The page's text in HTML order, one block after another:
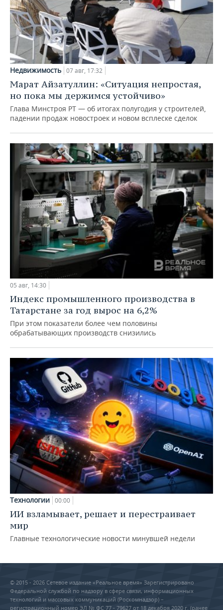
Недвижимость 07 авг, 17:32
Марат Айзатуллин: «Ситуация непростая,
но пока мы держимся устойчиво»
Глава Минстроя РТ — об итогах полугодия у строителей,
падении продаж новостроек и новом всплеске сделок
05 авг, 14:30
Индекс промышленного производства в
Татарстане за год вырос на 6,2%
При этом показатели более чем половины
обрабатывающих производств снизились
Технологии 00:00
ИИ взламывает, решает и перестраивает
мир
Главные технологические новости минувшей недели
© 2015 - 2026 Сетевое издание «Реальное время» Зарегистрировано
Федеральной службой по надзору в сфере связи, информационных
технологий и массовых коммуникаций (Роскомнадзор) –
регистрационный номер ЭЛ № ФС 77 - 79627 от 18 декабря 2020 г. (ранее